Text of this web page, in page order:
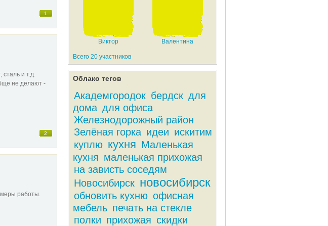
1
и т.д.
не делают -
2
работы.
Виктор Валентина
Всего 20 участников
Облако тегов
Академгородок бердск для
дома для офиса
Железнодорожный район
Зелёная горка идеи искитим
куплю кухня Маленькая
кухня маленькая прихожая
на зависть соседям
Новосибирск новосибирск
обновить кухню офисная
мебель печать на стекле
полки прихожая скидки